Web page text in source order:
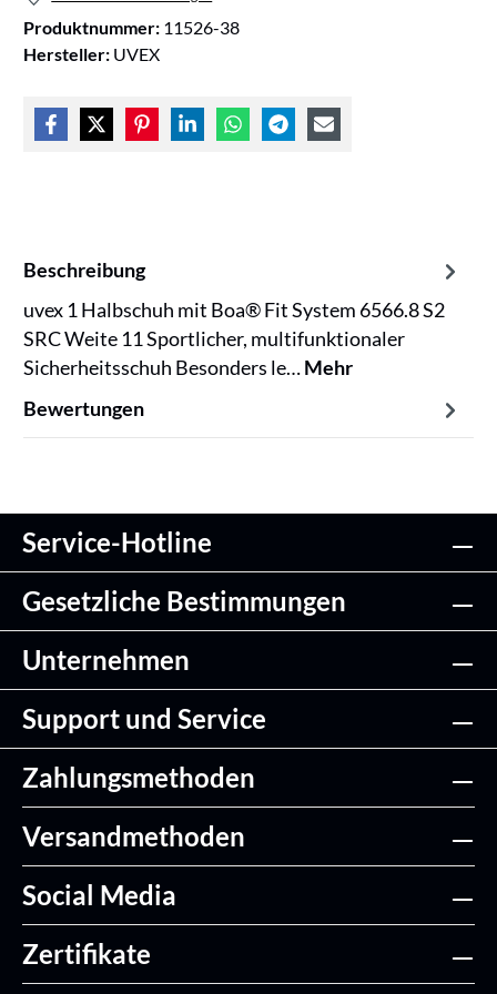
Produktnummer: 11526-38
Hersteller: UVEX
Beschreibung
uvex 1 Halbschuh mit Boa® Fit System 6566.8 S2
SRC Weite 11 Sportlicher, multifunktionaler
Sicherheitsschuh Besonders le…Mehr
Bewertungen
Service-Hotline
Gesetzliche Bestimmungen
Unternehmen
Support und Service
Zahlungsmethoden
Versandmethoden
Social Media
Zertifikate